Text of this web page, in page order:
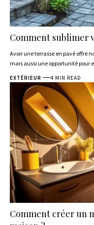
Comment sublimer
Avoir une terrasse en pavé offre
mais aussi une opportunité pour
EXTÉRIEUR 4 MIN READ
Comment créer un